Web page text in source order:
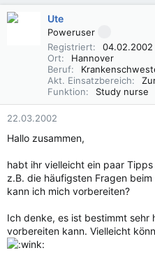
l
l
l
t
a
m
Ute
Poweruser
Registriert
04.02.2002
Ort
Hannover
Beruf
Akt. Einsatzbereich
Funktion
Study nurse
22.03.2002
Hallo zusammen,
habt ihr vielleicht ein paar
z.B. die häufigsten Fragen
kann ich mich vorbereiten?
Ich denke, es ist bestimmt sehr
vorbereiten kann. Vielleicht